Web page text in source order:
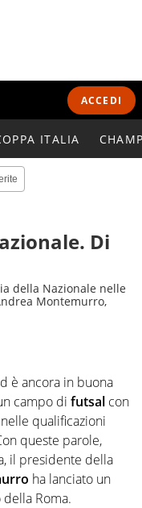
ACCEDI
ITALIA
Di
della Nazionale nelle
Montemurro,
è ancora in buona
campo di futsal con
qualificazioni
queste parole,
il presidente della
ha lanciato un
Roma.